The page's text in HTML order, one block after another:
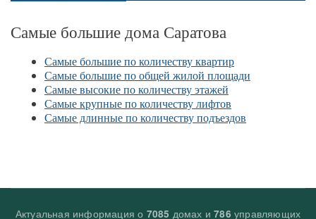
Самые большие дома Саратова
Самые большие по количеству квартир
Самые большие по общей жилой площади
Самые высокие по количеству этажей
Самые крупные по количеству лифтов
Самые длинные по количеству подъездов
Актуальная информация о 7085 домах и786управляющих